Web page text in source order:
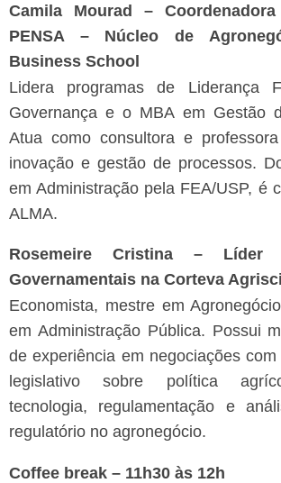
Camila Mourad –
PENSA – Núcleo de
Business School
Lidera programas de Liderança
Governança e o MBA em Gestão
Atua como consultora e
inovação e gestão de processos.
em Administração pela FEA/USP, é
ALMA.
Rosemeire Cristina – Líder
Governamentais na Corteva
Economista, mestre em
em Administração Pública. Possui
de experiência em negociações
legislativo sobre política
tecnologia, regulamentação e
regulatório no agronegócio.
Coffee break – 11h30 às 12h